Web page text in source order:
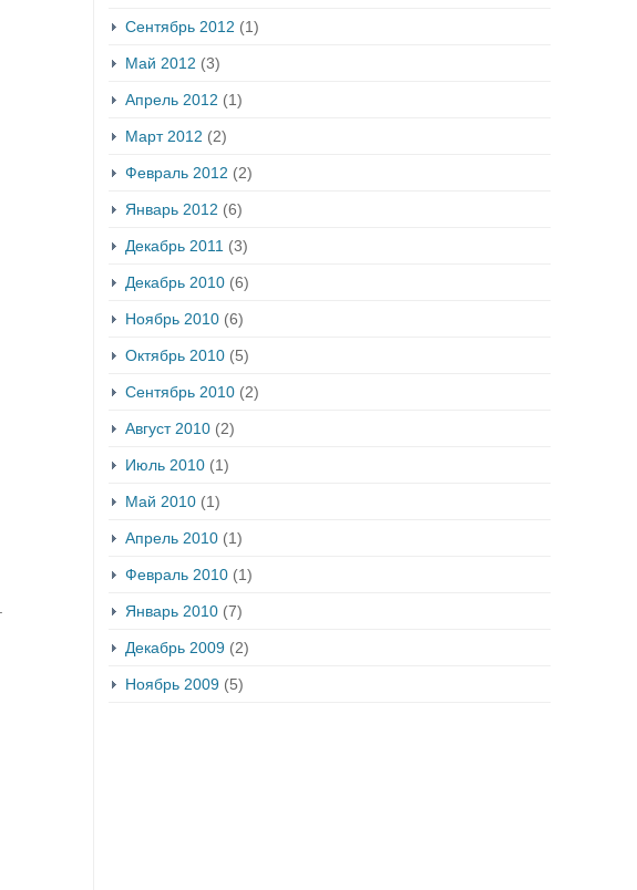
Сентябрь 2012 (1)
Май 2012 (3)
Апрель 2012 (1)
Март 2012 (2)
Февраль 2012 (2)
Январь 2012 (6)
Декабрь 2011 (3)
Декабрь 2010(6)
Ноябрь 2010(6)
Октябрь 2010(5)
Сентябрь 2010(2)
Август 2010(2)
Июль 2010(1)
Май 2010(1)
Апрель 2010(1)
Февраль 2010(1)
Январь 2010(7)
Декабрь 2009(2)
Ноябрь 2009(5)